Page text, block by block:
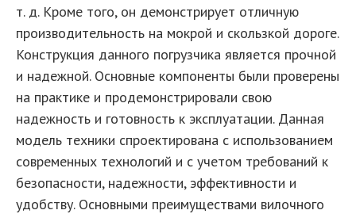
т. д. Кроме того, он демонстрирует отличную
производительность на мокрой и скользкой дороге.
Конструкция данного погрузчика является прочной
и надежной. Основные компоненты были проверены
на практике и продемонстрировали свою
надежность и готовность к эксплуатации. Данная
модель техники спроектирована с использованием
современных технологий и с учетом требований к
безопасности, надежности, эффективности и
удобству. Основными преимуществами вилочного